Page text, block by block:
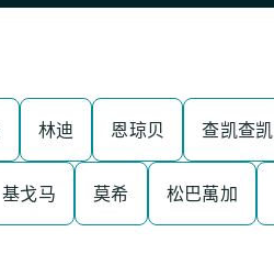
林迪 恩琼贝 查凯查凯
基戈马 莫希 松巴萬加